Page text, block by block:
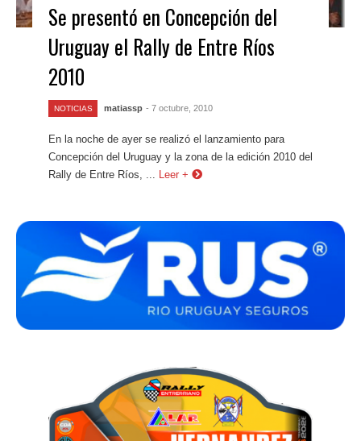
Se presentó en Concepción del
Uruguay el Rally de Entre Ríos
2010
NOTICIAS matiassp - 7 octubre, 2010
En la noche de ayer se realizó el lanzamiento para
Concepción del Uruguay y la zona de la edición 2010 del
Rally de Entre Ríos, ...
Leer +